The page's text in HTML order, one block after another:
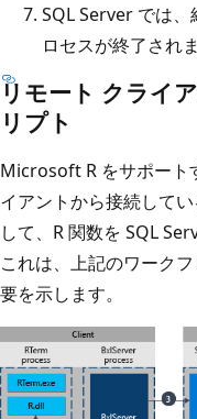
SQL Server では
ロセスが終了されま
リモート クライ
リプト
Microsoft R をサポート
イアントから接続して
して、R 関数を SQL
これは、上記のワーク
要を示します。